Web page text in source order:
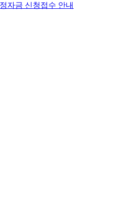
자금 신청접수 안내